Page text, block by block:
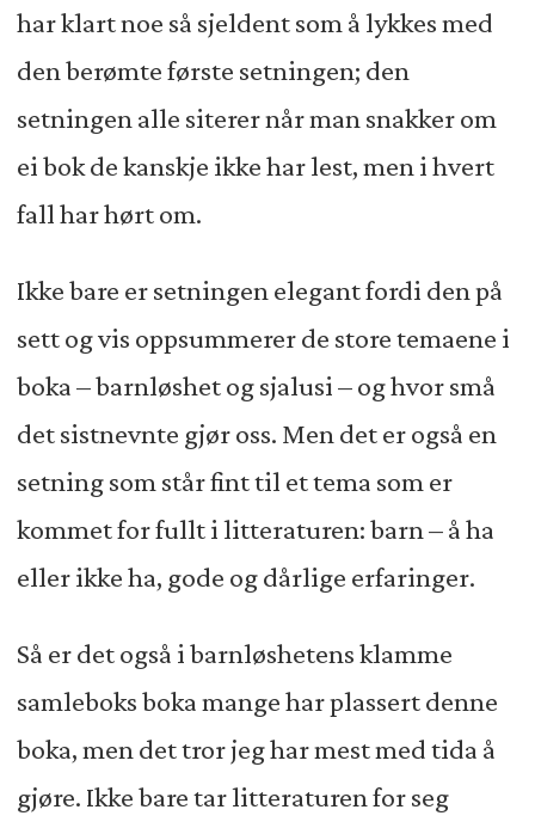
har klart noe så sjeldent som å lykkes med
den berømte første setningen; den
setningen alle siterer når man snakker om
ei bok de kanskje ikke har lest, men i hvert
fall har hørt om.
Ikke bare er setningen elegant fordi den på
sett og vis oppsummerer de store temaene i
boka – barnløshet og sjalusi – og hvor små
det sistnevnte gjør oss. Men det er også en
setning som står fint til et tema som er
kommet for fullt i litteraturen: barn – å ha
eller ikke ha, gode og dårlige erfaringer.
Så er det også i barnløshetens klamme
samleboks boka mange har plassert denne
boka, men det tror jeg har mest med tida å
gjøre. Ikke bare tar litteraturen for seg